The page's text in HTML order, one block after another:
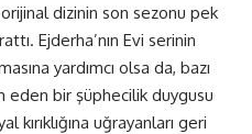
dizinin son sezonu pek
Ejderha’nın Evi serinin
yardımcı olsa da, bazı
eden bir şüphecilik duygusu
kırıklığına uğrayanları geri